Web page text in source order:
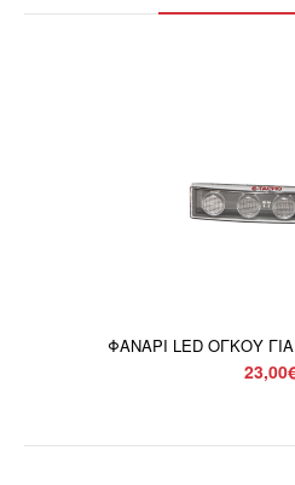
ΦΑΝΑΡΙ LED ΟΓΚΟΥ ΓΙΑ